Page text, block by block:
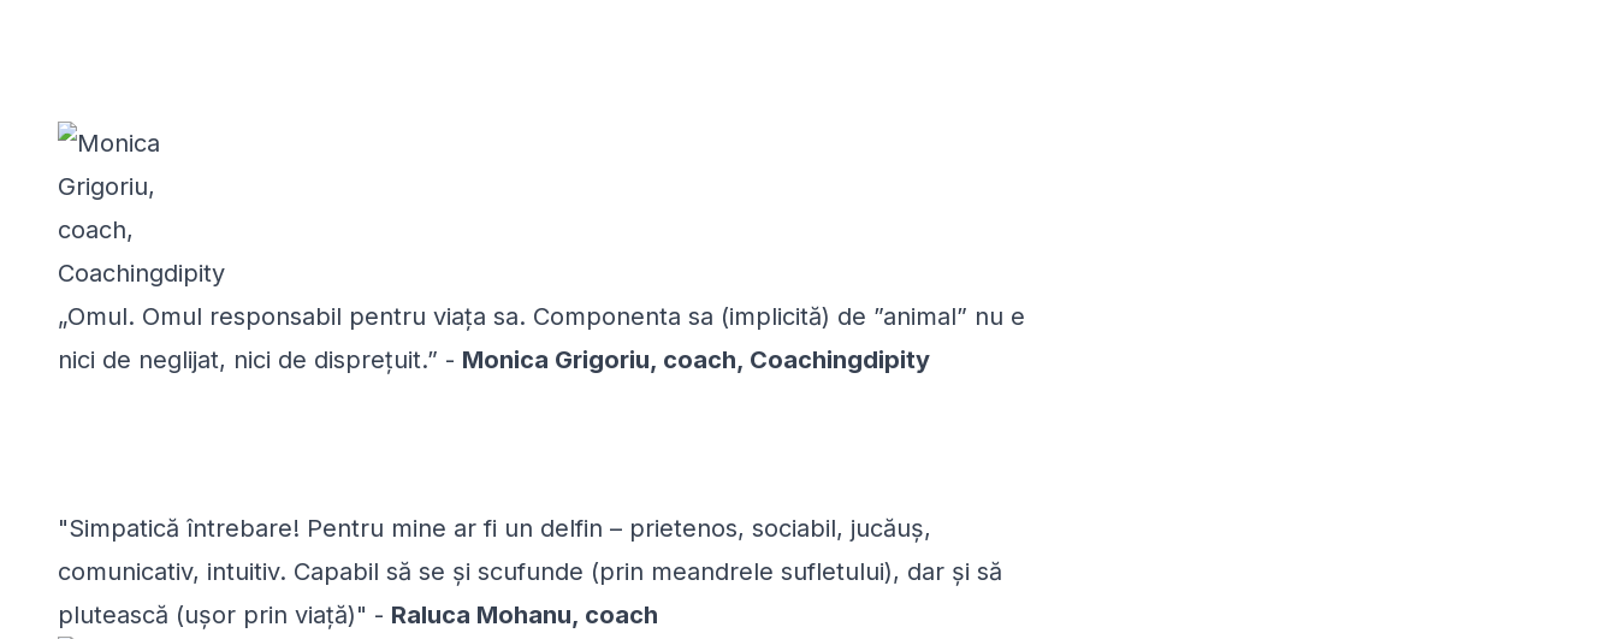
„Omul. Omul responsabil pentru viața sa. Componenta sa (implicită) de ”animal” nu e
nici de neglijat, nici de disprețuit.” - Monica Grigoriu, coach, Coachingdipity
"Simpatică întrebare! Pentru mine ar fi un delfin – prietenos, sociabil, jucăuș,
comunicativ, intuitiv. Capabil să se și scufunde (prin meandrele sufletului), dar și să
plutească (ușor prin viață)" - Raluca Mohanu, coach